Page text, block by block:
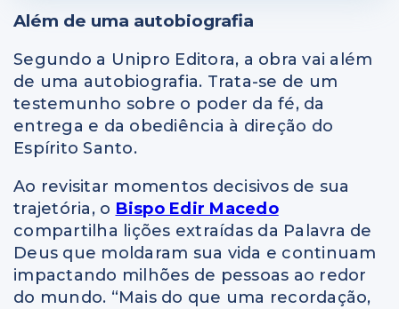
Além de uma autobiografia
Segundo a Unipro Editora, a obra vai além
de uma autobiografia. Trata-se de um
testemunho sobre o poder da fé, da
entrega e da obediência à direção do
Espírito Santo.
Ao revisitar momentos decisivos de sua
trajetória, o Bispo Edir Macedo
compartilha lições extraídas da Palavra de
Deus que moldaram sua vida e continuam
impactando milhões de pessoas ao redor
do mundo. “Mais do que uma recordação,